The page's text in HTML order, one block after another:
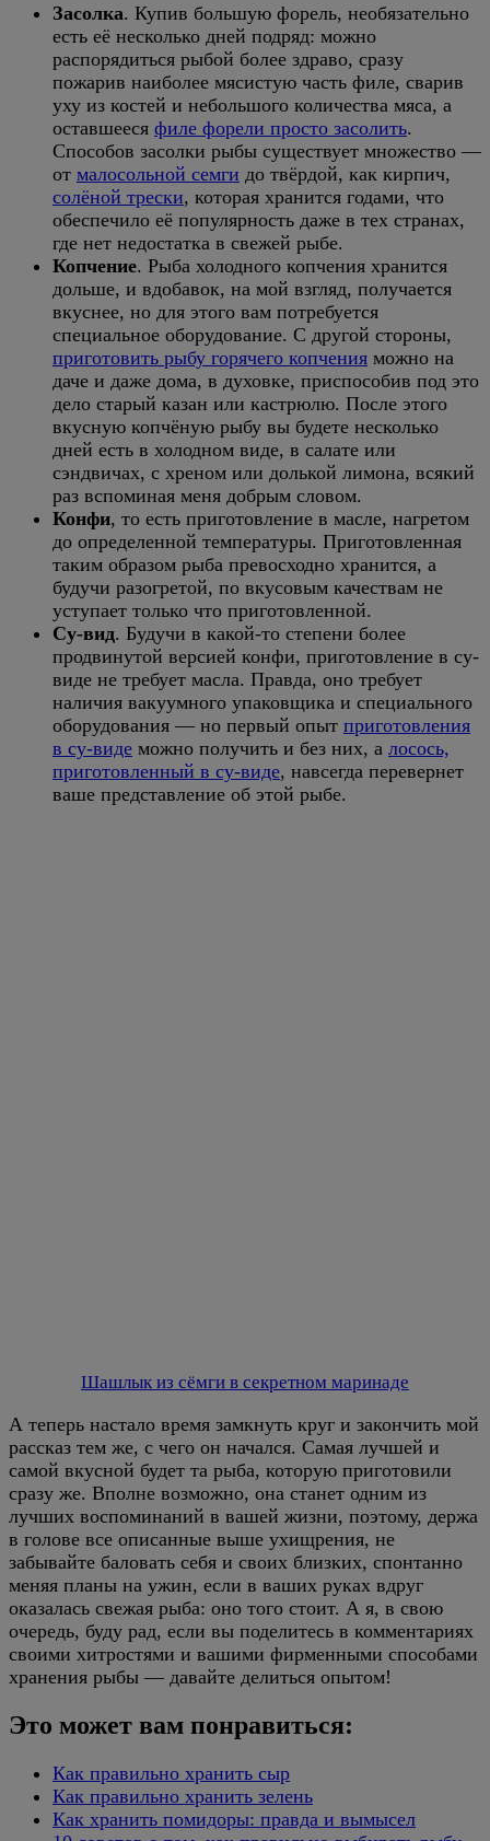
Засолка. Купив большую форель, необязательно
есть её несколько дней подряд: можно
распорядиться рыбой более здраво, сразу
пожарив наиболее мясистую часть филе, сварив
уху из костей и небольшого количества мяса, а
оставшееся филе форели просто засолить.
Способов засолки рыбы существует множество —
от малосольной семги до твёрдой, как кирпич,
солёной трески, которая хранится годами, что
обеспечило её популярность даже в тех странах,
где нет недостатка в свежей рыбе.
Копчение. Рыба холодного копчения хранится
дольше, и вдобавок, на мой взгляд, получается
вкуснее, но для этого вам потребуется
специальное оборудование. С другой стороны,
приготовить рыбу горячего копчения можно на
даче и даже дома, в духовке, приспособив под это
дело старый казан или кастрюлю. После этого
вкусную копчёную рыбу вы будете несколько
дней есть в холодном виде, в салате или
сэндвичах, с хреном или долькой лимона, всякий
раз вспоминая меня добрым словом.
Конфи, то есть приготовление в масле, нагретом
до определенной температуры. Приготовленная
таким образом рыба превосходно хранится, а
будучи разогретой, по вкусовым качествам не
уступает только что приготовленной.
Су-вид. Будучи в какой-то степени более
продвинутой версией конфи, приготовление в су-
виде не требует масла. Правда, оно требует
наличия вакуумного упаковщика и специального
оборудования — но первый опыт приготовления
в су-виде можно получить и без них, а лосось,
приготовленный в су-виде, навсегда перевернет
ваше представление об этой рыбе.
Шашлык из сёмги в секретном маринаде
А теперь настало время замкнуть круг и закончить мой
рассказ тем же, с чего он начался. Самая лучшей и
самой вкусной будет та рыба, которую приготовили
сразу же. Вполне возможно, она станет одним из
лучших воспоминаний в вашей жизни, поэтому, держа
в голове все описанные выше ухищрения, не
забывайте баловать себя и своих близких, спонтанно
меняя планы на ужин, если в ваших руках вдруг
оказалась свежая рыба: оно того стоит. А я, в свою
очередь, буду рад, если вы поделитесь в комментариях
своими хитростями и вашими фирменными способами
хранения рыбы — давайте делиться опытом!
Это может вам понравиться:
Как правильно хранить сыр
Как правильно хранить зелень
Как хранить помидоры: правда и вымысел